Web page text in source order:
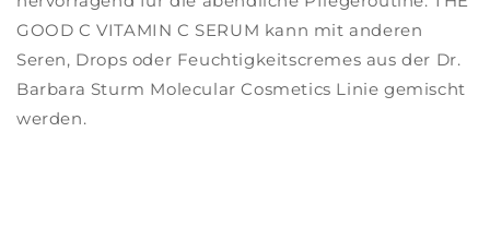
GOOD C VITAMIN C SERUM kann mit anderen
Seren, Drops oder Feuchtigkeitscremes aus der Dr.
Barbara Sturm Molecular Cosmetics Linie gemischt
werden.